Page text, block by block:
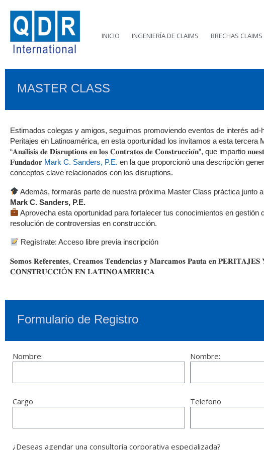
INICIO INGENIERÍA DE CLAIMS BRECHAS CLAIMS
MASTER CLASS
Estimados colegas y amigos, seguimos promoviendo eventos de interés ad-
Peritajes en Latinoamérica, en esta oportunidad los invitamos a esta tercera
“𝐀𝐧𝐚́𝐥𝐢𝐬𝐢𝐬 𝐝𝐞 𝐃𝐢𝐬𝐫𝐮𝐩𝐭𝐢𝐨𝐧𝐬 𝐞𝐧 𝐥𝐨𝐬 𝐂𝐨𝐧𝐭𝐫𝐚𝐭𝐨𝐬 𝐝𝐞 𝐂𝐨𝐧𝐬𝐭𝐫𝐮𝐜𝐜𝐢𝐨́𝐧”, que impartio
𝐅𝐮𝐧𝐝𝐚𝐝𝐨𝐫 Mark C. Sanders, P.E. en la que proporcionó una descripción
conceptos clave relacionados con los disruptions.
Además, formarás parte de nuestra próxima Master Class práctica junto
Mark C. Sanders, P.E.
Aprovecha esta oportunidad para fortalecer tus conocimientos en gestión
resolución de controversias en construcción.
Regístrate: Acceso libre previa inscripción
𝐒𝐨𝐦𝐨𝐬 𝐑𝐞𝐟𝐞𝐫𝐞𝐧𝐭𝐞𝐬, 𝐂𝐫𝐞𝐚𝐦𝐨𝐬 𝐓𝐞𝐧𝐝𝐞𝐧𝐜𝐢𝐚𝐬 𝐲 𝐌𝐚𝐫𝐜𝐚𝐦𝐨𝐬 𝐏𝐚𝐮𝐭𝐚 𝐞𝐧
𝐂𝐎𝐍𝐒𝐓𝐑𝐔𝐂𝐂𝐈Ó𝐍 𝐄𝐍 𝐋𝐀𝐓𝐈𝐍𝐎𝐀𝐌𝐄𝐑𝐈𝐂𝐀
Formulario de Registro
Nombre: Nombre:
Cargo Telefono
¿Deseas agendar una consultoría corporativa especializada?